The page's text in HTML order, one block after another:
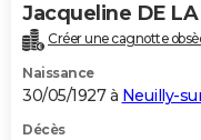
Jacqueline DE LA
Créer une cagnotte
Naissance
30/05/1927 à Neuilly-
Décès